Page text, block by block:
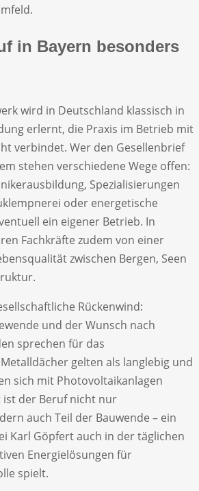
in Bayern besonders
wird in Deutschland klassisch in
erlernt, die Praxis im Betrieb mit
verbindet. Wer den Gesellenbrief
stehen verschiedene Wege offen:
Spezialisierungen
oder energetische
ein eigener Betrieb. In
Fachkräfte zudem von einer
zwischen Bergen, Seen
Rückenwind:
und der Wunsch nach
sprechen für das
gelten als langlebig und
sich mit Photovoltaikanlagen
der Beruf nicht nur
auch Teil der Bauwende – ein
Karl Göpfert auch in der täglichen
Energielösungen für
spielt.